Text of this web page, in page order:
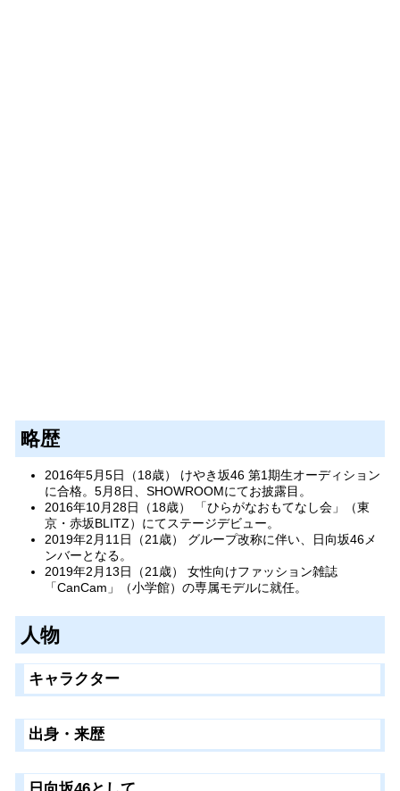
略歴
2016年5月5日（18歳） けやき坂46 第1期生オーディション
に合格。5月8日、SHOWROOMにてお披露目。
2016年10月28日（18歳） 「ひらがなおもてなし会」（東
京・赤坂BLITZ）にてステージデビュー。
2019年2月11日（21歳） グループ改称に伴い、日向坂46メ
ンバーとなる。
2019年2月13日（21歳） 女性向けファッション雑誌
「CanCam」（小学館）の専属モデルに就任。
人物
キャラクター
出身・来歴